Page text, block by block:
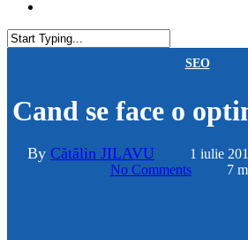
SEO
Cand se face o
By Cătălin JILAVU 1 iulie
No Comments
7